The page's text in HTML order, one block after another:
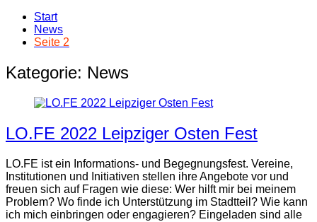
Start
News
Seite 2
Kategorie: News
LO.FE 2022 Leipziger Osten Fest
LO.FE ist ein Informations- und Begegnungsfest. Vereine,
Institutionen und Initiativen stellen ihre Angebote vor und
freuen sich auf Fragen wie diese: Wer hilft mir bei meinem
Problem? Wo finde ich Unterstützung im Stadtteil? Wie kann
ich mich einbringen oder engagieren? Eingeladen sind alle